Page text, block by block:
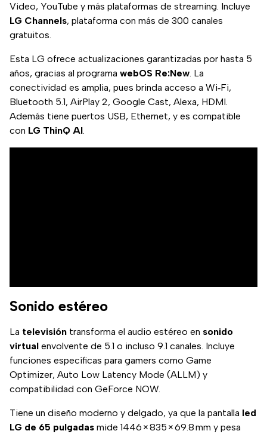
Video, YouTube y más plataformas de streaming. Incluye
LG Channels, plataforma con más de 300 canales
gratuitos.
Esta LG ofrece actualizaciones garantizadas por hasta 5
años, gracias al programa webOS Re:New. La
conectividad es amplia, pues brinda acceso a Wi‑Fi,
Bluetooth 5.1, AirPlay 2, Google Cast, Alexa, HDMI.
Además tiene puertos USB, Ethernet, y es compatible
con LG ThinQ AI.
Sonido estéreo
La televisión transforma el audio estéreo en sonido
virtual envolvente de 5.1 o incluso 9.1 canales. Incluye
funciones específicas para gamers como Game
Optimizer, Auto Low Latency Mode (ALLM) y
compatibilidad con GeForce NOW.
Tiene un diseño moderno y delgado, ya que la pantalla led
LG de 65 pulgadas mide 1446 × 835 × 69.8 mm y pesa